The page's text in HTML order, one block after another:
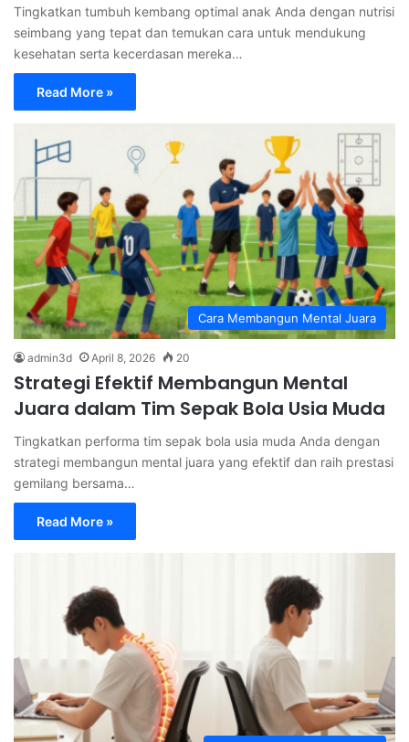
Tingkatkan tumbuh kembang optimal anak Anda dengan nutrisi
seimbang yang tepat dan temukan cara untuk mendukung
kesehatan serta kecerdasan mereka…
Read More »
Cara Membangun Mental Juara
admin3d April 8, 2026 20
Strategi Efektif Membangun Mental
Juara dalam Tim Sepak Bola Usia Muda
Tingkatkan performa tim sepak bola usia muda Anda dengan
strategi membangun mental juara yang efektif dan raih prestasi
gemilang bersama…
Read More »